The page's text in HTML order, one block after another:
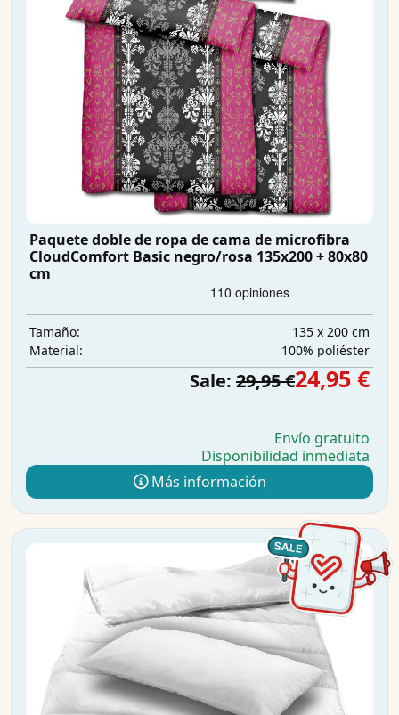
Paquete doble de ropa de cama de microfibra
CloudComfort Basic negro/rosa 135x200 + 80x80
cm
Tamaño:
135 x 200 cm
Material:
100% poliéster
Sale: 29,95 €24,95 €
Envío gratuito
Disponibilidad inmediata
Más información